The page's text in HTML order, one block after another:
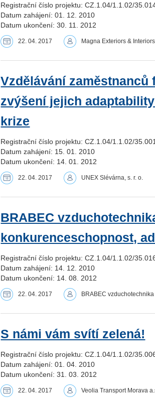
Registrační číslo projektu: CZ.1.04/1.1.02/
Datum zahájení: 01. 12. 2010
Datum ukončení: 30. 11. 2012
22. 04. 2017 Magna Exteriors &
Vzdělávání zaměstnanců
zvýšení jejich
krize
Registrační číslo projektu: CZ.1.04/1.1.02/
Datum zahájení: 15. 01. 2010
Datum ukončení: 14. 01. 2012
22. 04. 2017 UNEX Slévárna, s. r. o.
BRABEC
konkurenceschopnost,
Registrační číslo projektu: CZ.1.04/1.1.02/
Datum zahájení: 14. 12. 2010
Datum ukončení: 14. 08. 2012
22. 04. 2017 BRABEC vzduchotechnika
S námi vám svítí zelená!
Registrační číslo projektu: CZ.1.04/1.1.02/
Datum zahájení: 01. 04. 2010
Datum ukončení: 31. 03. 2012
22. 04. 2017 Veolia Transport Morava